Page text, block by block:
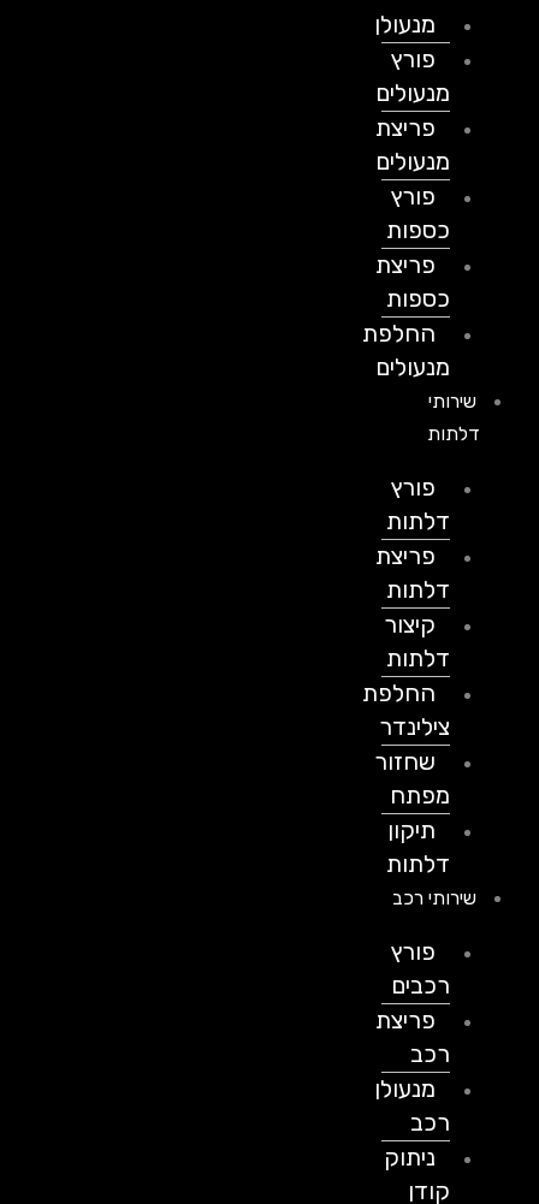
מנעולן
פורץ
מנעולים
פריצת
מנעולים
פורץ
כספות
פריצת
כספות
החלפת
מנעולים
שירותי
דלתות
פורץ
דלתות
פריצת
דלתות
קיצור
דלתות
החלפת
צילינדר
שחזור
מפתח
תיקון
דלתות
שירותי רכב
פורץ
רכבים
פריצת
מנעולן
ניתוק